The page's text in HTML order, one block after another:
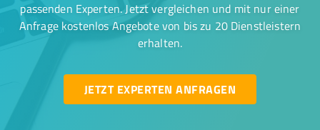
passenden Experten. Jetzt vergleichen und mit nur einer
Anfrage kostenlos Angebote von bis zu 20 Dienstleistern
erhalten.
JETZT EXPERTEN ANFRAGEN